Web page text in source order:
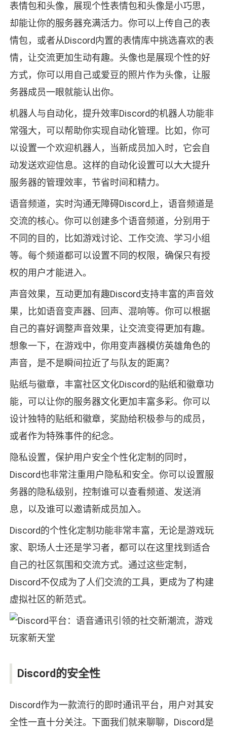
表情包和头像，展现个性表情包和头像是小巧思，
却能让你的服务器充满活力。你可以上传自己的表
情包，或者从Discord内置的表情库中挑选喜欢的表
情，让交流更加生动有趣。头像也是展现个性的好
方式，你可以用自己或爱豆的照片作为头像，让服
务器成员一眼就能认出你。
机器人与自动化，提升效率Discord的机器人功能非
常强大，可以帮助你实现自动化管理。比如，你可
以设置一个欢迎机器人，当新成员加入时，它会自
动发送欢迎信息。这样的自动化设置可以大大提升
服务器的管理效率，节省时间和精力。
语音频道，实时沟通无障碍Discord上，语音频道是
交流的核心。你可以创建多个语音频道，分别用于
不同的目的，比如游戏讨论、工作交流、学习小组
等。每个频道都可以设置不同的权限，确保只有授
权的用户才能进入。
声音效果，互动更加有趣Discord支持丰富的声音效
果，比如语音变声器、回声、混响等。你可以根据
自己的喜好调整声音效果，让交流变得更加有趣。
想象一下，在游戏中，你用变声器模仿英雄角色的
声音，是不是瞬间拉近了与队友的距离？
贴纸与徽章，丰富社区文化Discord的贴纸和徽章功
能，可以让你的服务器文化更加丰富多彩。你可以
设计独特的贴纸和徽章，奖励给积极参与的成员，
或者作为特殊事件的纪念。
隐私设置，保护用户安全个性化定制的同时，
Discord也非常注重用户隐私和安全。你可以设置服
务器的隐私级别，控制谁可以查看频道、发送消
息，以及谁可以邀请新成员加入。
Discord的个性化定制功能非常丰富，无论是游戏玩
家、职场人士还是学习者，都可以在这里找到适合
自己的社区氛围和交流方式。通过这些定制，
Discord不仅成为了人们交流的工具，更成为了构建
虚拟社区的新范式。
Discord的安全性
Discord作为一款流行的即时通讯平台，用户对其安
全性一直十分关注。下面我们就来聊聊，Discord是